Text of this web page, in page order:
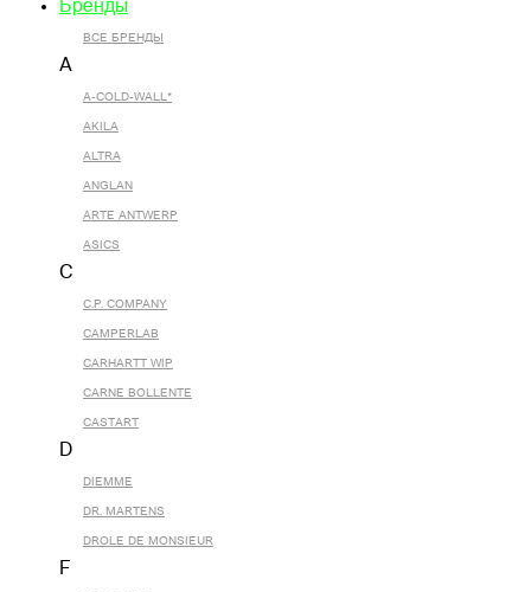
Бренды
ВСЕ БРЕНДЫ
A
A-COLD-WALL*
AKILA
ALTRA
ANGLAN
ARTE ANTWERP
ASICS
C
C.P. COMPANY
CAMPERLAB
CARHARTT WIP
CARNE BOLLENTE
CASTART
D
DIEMME
DR. MARTENS
DROLE DE MONSIEUR
F